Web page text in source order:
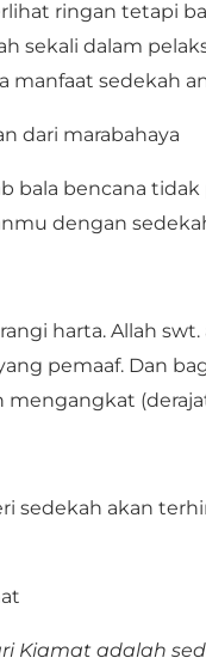
ringan tetapi
sekali dalam
manfaat sedekah
dari marabahaya
bala bencana
dengan
harta. Allah
pemaaf. Dan
mengangkat
sedekah akan
Kiamat adalah